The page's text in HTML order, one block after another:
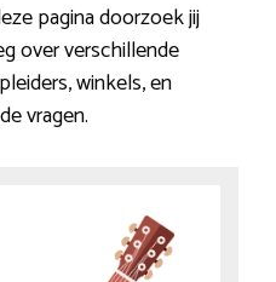
pagina doorzoek jij
over verschillende
winkels, en
vragen.